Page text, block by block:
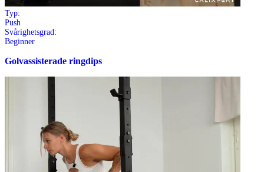
Typ:
Push
Svårighetsgrad:
Beginner
Golvassisterade ringdips